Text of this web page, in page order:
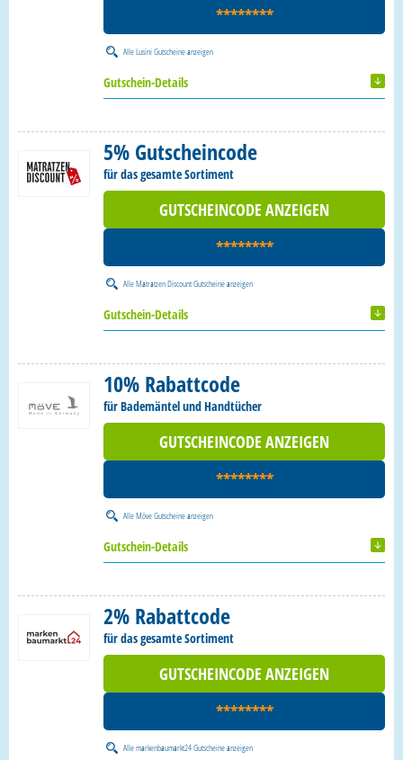
********
AlleLusini Gutscheineanzeigen
Gutschein-Details
5% Gutscheincode
für das gesamte Sortiment
GUTSCHEINCODE ANZEIGEN
********
AlleMatratzen Discount Gutscheineanzeigen
Gutschein-Details
10% Rabattcode
für Bademäntel und Handtücher
GUTSCHEINCODE ANZEIGEN
********
AlleMöve Gutscheineanzeigen
Gutschein-Details
2% Rabattcode
für das gesamte Sortiment
GUTSCHEINCODE ANZEIGEN
********
Allemarkenbaumarkt24 Gutscheineanzeigen